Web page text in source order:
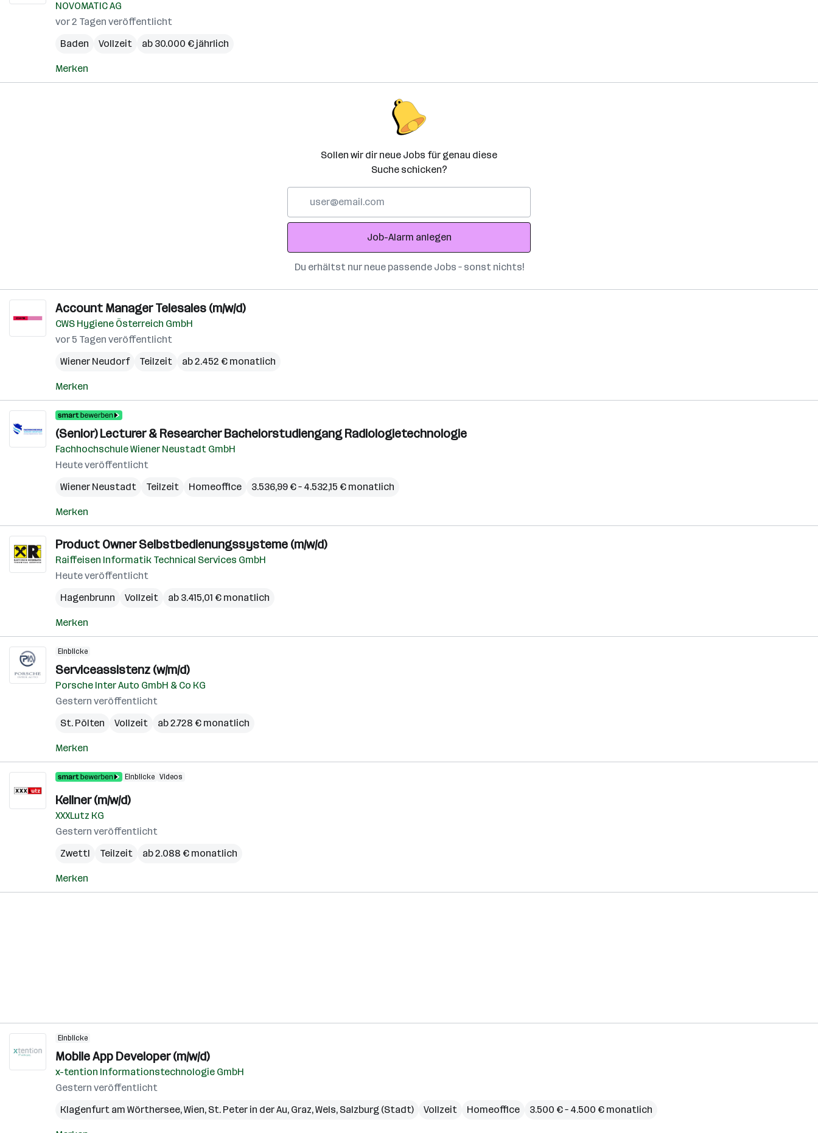
NOVOMATIC AG
vor 2 Tagen veröffentlicht
Baden
Vollzeit ab 30.000 € jährlich
Merken
Sollen wir dir neue Jobs für genau diese
Suche schicken?
Adresse
Job-Alarm anlegen
Du erhältst nur neue passende Jobs – sonst nichts!
Account Manager Telesales (m/w/d)
CWS Hygiene Österreich GmbH
vor 5 Tagen veröffentlicht
Wiener Neudorf
Teilzeit ab 2.452 € monatlich
Merken
(Senior) Lecturer & Researcher Bachelorstudiengang Radiologietechnologie
Fachhochschule Wiener Neustadt GmbH
Heute veröffentlicht
Wiener Neustadt
Teilzeit Homeoffice 3.536,99 € – 4.532,15 € monatlich
Merken
Product Owner Selbstbedienungssysteme (m/w/d)
Raiffeisen Informatik Technical Services GmbH
Heute veröffentlicht
Hagenbrunn
Vollzeit ab 3.415,01 € monatlich
Merken
Einblicke
Serviceassistenz (w/m/d)
Porsche Inter Auto GmbH & Co KG
Gestern veröffentlicht
St. Pölten
Vollzeit ab 2.728 € monatlich
Merken
Einblicke Videos
Kellner (m/w/d)
XXXLutz KG
Gestern veröffentlicht
Zwettl
Teilzeit ab 2.088 € monatlich
Merken
Einblicke
Mobile App Developer (m/w/d)
x-tention Informationstechnologie GmbH
Gestern veröffentlicht
Klagenfurt am Wörthersee,Wien, St. Peter in der Au, Graz,Wels, Salzburg (Stadt) Vollzeit Homeoffice 3.500 € – 4.500 € monatlich